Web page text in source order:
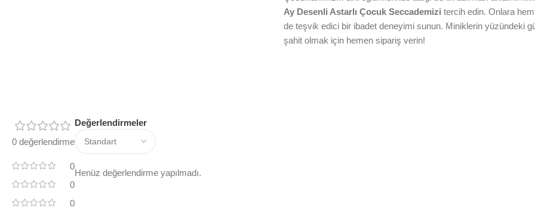
Ay Desenli Astarlı Çocuk Seccademizi tercih edin. Onlara
de teşvik edici bir ibadet deneyimi sunun. Miniklerin yüzündeki
şahit olmak için hemen sipariş verin!
0 değerlendirme
0
0
0
Değerlendirmeler
Henüz değerlendirme yapılmadı.